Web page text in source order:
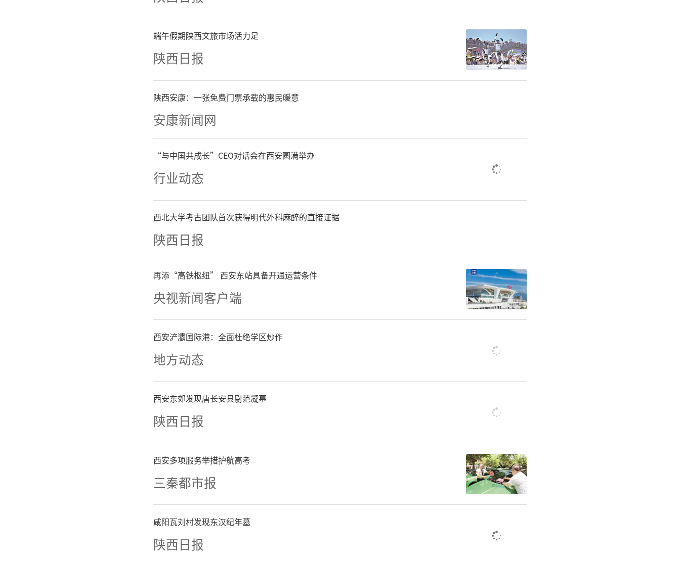
责任编辑：方点 赵森
端午假期陕西文旅市场活力足
陕西日报
陕西安康：一张免费门票承载的惠民暖意
安康新闻网
“与中国共成长”CEO对话会在西安圆满举办
行业动态
西北大学考古团队首次获得明代外科麻醉的直接证据
陕西日报
再添“高铁枢纽” 西安东站具备开通运营条件
央视新闻客户端
西安浐灞国际港：全面杜绝学区炒作
地方动态
西安东郊发现唐长安县尉范凝墓
陕西日报
西安多项服务举措护航高考
三秦都市报
咸阳瓦刘村发现东汉纪年墓
陕西日报